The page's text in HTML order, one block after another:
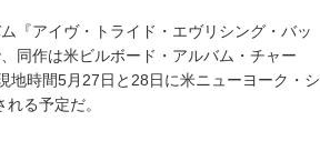
『アイヴ・トライド・エヴリシング・バッ
同作は米ビルボード・アルバム・チャー
地時間5月27日と28日に米ニューヨーク・シ
る予定だ。